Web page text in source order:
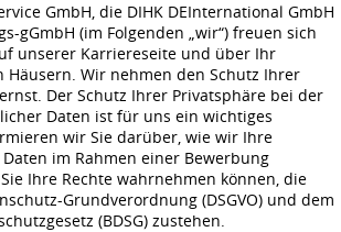
GmbH, die DIHK DEInternational GmbH
gGmbH (im Folgenden „wir“) freuen sich
unserer Karriereseite und über Ihr
Häusern. Wir nehmen den Schutz Ihrer
Der Schutz Ihrer Privatsphäre bei der
Daten ist für uns ein wichtiges
wir Sie darüber, wie wir Ihre
im Rahmen einer Bewerbung
Ihre Rechte wahrnehmen können, die
Grundverordnung (DSGVO) und dem
(BDSG) zustehen.